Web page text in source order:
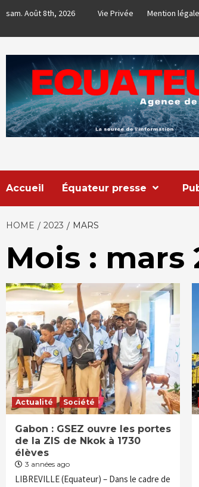
content
sam. Août 8th, 2026 Vie Privée Mention légale
Accueil Équateur presse
HOME 2023 MARS
Mois : mars
Actualité Société
Gabon : GSEZ ouvre les portes
de la ZIS de Nkok à 1730
élèves
3 années ago
LIBREVILLE (Equateur) – Dans le cadre de